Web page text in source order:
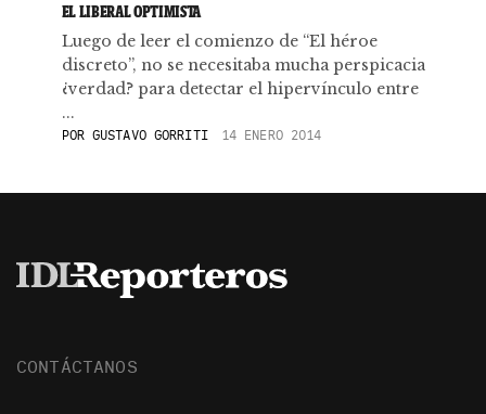
EL LIBERAL OPTIMISTA
Luego de leer el comienzo de “El héroe
discreto”, no se necesitaba mucha perspicacia
¿verdad? para detectar el hipervínculo entre
...
POR GUSTAVO GORRITI 14 ENERO 2014
CONTÁCTANOS